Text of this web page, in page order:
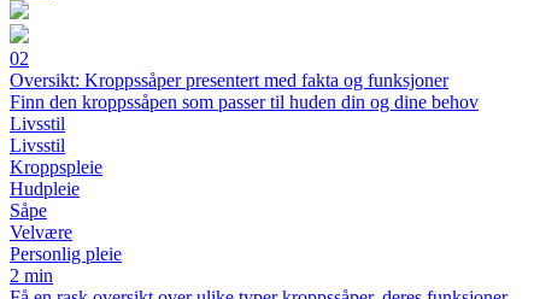
02
Oversikt: Kroppssåper presentert med fakta og funksjoner
Finn den kroppssåpen som passer til huden din og dine behov
Livsstil
Livsstil
Kroppspleie
Hudpleie
Såpe
Velvære
Personlig pleie
2 min